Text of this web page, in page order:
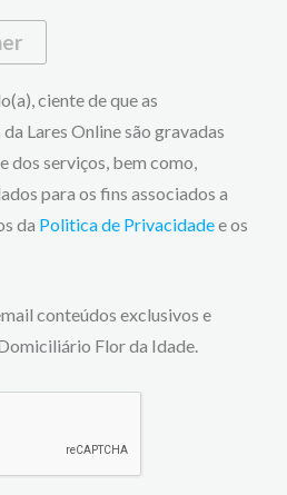
ciente de que as
Lares Online são gravadas
dos serviços, bem como,
para os fins associados a
da Politica de Privacidadee os
conteúdos exclusivos e
Flor da Idade.